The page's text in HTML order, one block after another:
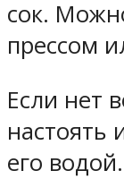
сок.
прессом
Если нет
настоять
его водой.